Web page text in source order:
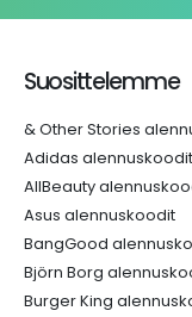
Suosittelemme
& Other Stories
Adidas alennuskoodit
AllBeauty
Asus alennuskoodit
BangGood
Björn Borg
Burger King